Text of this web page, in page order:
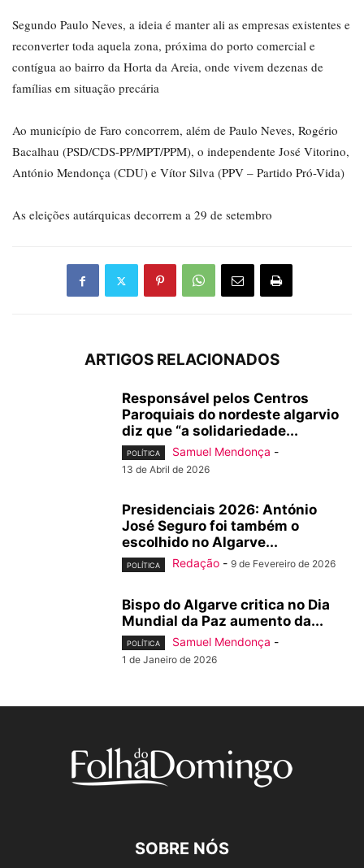
Segundo Paulo Neves, a ideia é manter ali as empresas existentes e
reconverter toda aquela zona, próxima do porto comercial e
contígua ao bairro da Horta da Areia, onde vivem dezenas de
famílias em situação precária
Ao município de Faro concorrem, além de Paulo Neves, Rogério
Bacalhau (PSD/CDS-PP/MPT/PPM), o independente José Vitorino,
António Mendonça (CDU) e Vítor Silva (PPV – Partido Pró-Vida)
As eleições autárquicas decorrem a 29 de setembro
ARTIGOS RELACIONADOS
Responsável pelos Centros
Paroquiais do nordeste algarvio
diz que “a solidariedade...
POLÍTICA Samuel Mendonça -
13 de Abril de 2026
Presidenciais 2026: António
José Seguro foi também o
escolhido no Algarve...
POLÍTICA Redação - 9 de Fevereiro de 2026
Bispo do Algarve critica no Dia
Mundial da Paz aumento da...
POLÍTICA Samuel Mendonça -
1 de Janeiro de 2026
SOBRE NÓS